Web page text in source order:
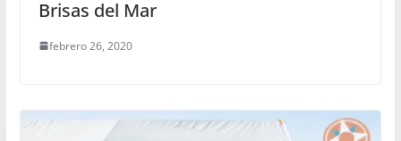
Brisas del Mar
febrero 26, 2020